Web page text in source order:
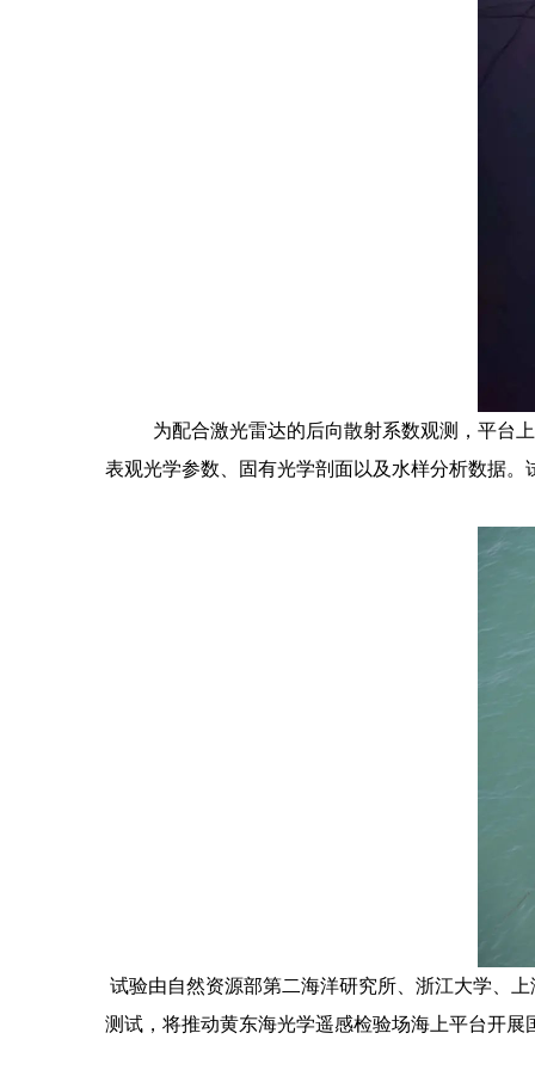
为配合激光雷达的后向散射系数观测，平台
表观光学参数、固有光学剖面以及水样分析数据
试验由自然资源部第二海洋研究所、浙江大学、
测试，将推动黄东海光学遥感检验场海上平台开